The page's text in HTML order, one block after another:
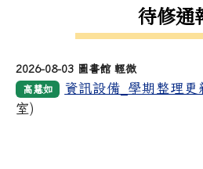
待修通
2026-08-03 圖書館 輕微
高慧如
資訊設備_學期整理更
室)